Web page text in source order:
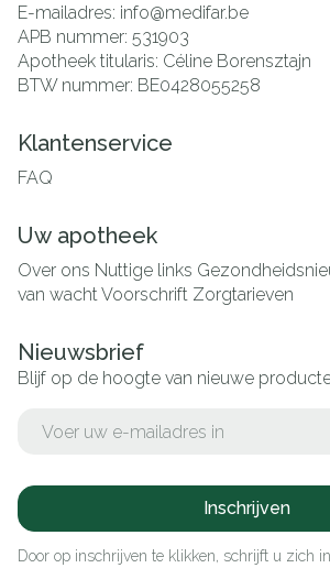
E-mailadres: info@medifar.be
APB nummer: 531903
Apotheek titularis: Céline Borensztajn
BTW nummer: BE0428055258
Klantenservice
FAQ
Uw apotheek
Over ons Nuttige links
van wachtVoorschrift Zorgtarieven
Nieuwsbrief
Blijf op de hoogte van nieuwe
Inschrijven
Door op inschrijven te klikken, schrijft u zich